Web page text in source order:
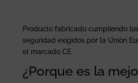
Producto fabricado cumpliendo
seguridad exigidos por la Unión
el marcado CE.
¿Porque es la